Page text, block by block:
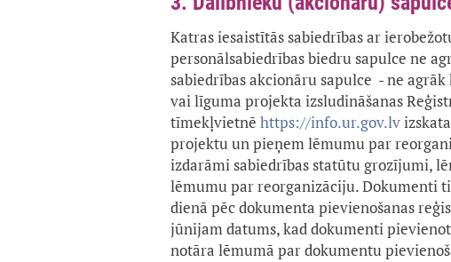
Katras iesaistītās sabiedrības ar
personālsabiedrības biedru sapulce ne
sabiedrības akcionāru sapulce - ne
vai līguma projekta izsludināšanas
tīmekļvietnē https://info.ur.gov.lv
projektu un pieņem lēmumu par
izdarāmi sabiedrības statūtu grozījumi,
lēmumu par reorganizāciju. Dokumenti
dienā pēc dokumenta pievienošanas
jūnijam datums, kad dokumenti
notāra lēmumā par dokumentu